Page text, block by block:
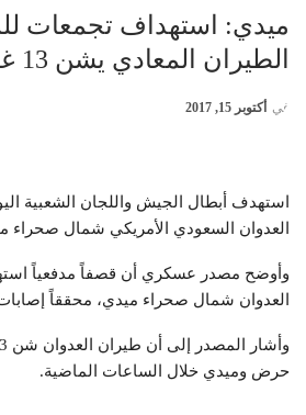
ميدي: استهداف تجمعات
الطيران المعادي يشن 13 غارة
في أكتوبر 15, 2017
استهدف أبطال الجيش واللجان الشعبية
العدوان السعودي الأمريكي شمال صحراء
وأوضح مصدر عسكري أن قصفاً مدفعياً
العدوان شمال صحراء ميدي، محققاً
حرض وميدي خلال الساعات الماضية.